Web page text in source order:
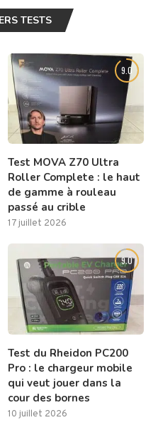
TESTS
9.0
Test MOVA Z70 Ultra
Roller Complete : le haut
de gamme à rouleau
passé au crible
17 juillet 2026
9.0
Test du Rheidon PC200
Pro : le chargeur mobile
qui veut jouer dans la
cour des bornes
10 juillet 2026